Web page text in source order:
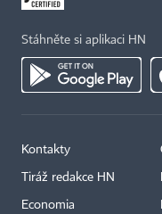
Stáhněte si aplikaci HN
Kontakty
Tiráž redakce HN
Economia